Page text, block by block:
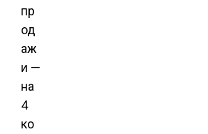
пр
од
аж
и —
на
4
ко